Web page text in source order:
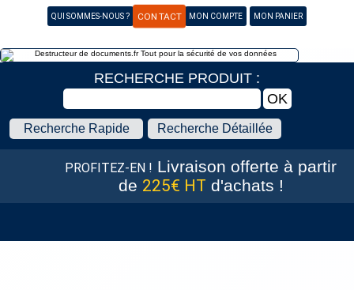
QUI SOMMES-NOUS ? CONTACT MON COMPTE MON PANIER
RECHERCHE PRODUIT :
Recherche Rapide Recherche Détaillée
PROFITEZ-EN ! Livraison offerte à partir
de 225€ HT d'achats !